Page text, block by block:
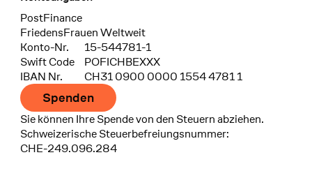
Bank
PostFinance
Recipient
FriedensFrauen Weltweit
Konto-Nr.
15-544781-1
Swift Code
POFICHBEXXX
IBAN Nr.
CH31 0900 0000 1554 4781 1
Spenden
Sie können Ihre Spende von den Steuern abziehen.
Schweizerische Steuerbefreiungsnummer:
CHE-249.096.284